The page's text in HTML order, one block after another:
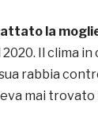
la
2020. Il clima
rabbia
mai trovato